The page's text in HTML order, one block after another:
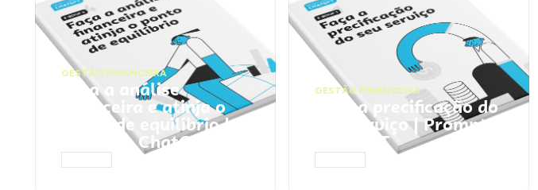
GESTÃO FINANCEIRA
Faça a análise
financeira e atinja o
ponto de equilíbrio |
Prompts ChatGPT
GESTÃO FINANCEIRA
Faça a precificação do
seu serviço | Prompts
ChatGPT